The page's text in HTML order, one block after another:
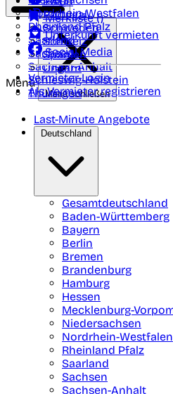
Nordrhein-Westfalen
Rheinland Pfalz
Saarland
Sachsen
Sachsen-Anhalt
Schleswig-Holstein
Thüringen
Portugal
Schweden
Schweiz
Spanien
Ungarn
Merkliste ()
Unterkunft vermieten
Social Media
Vermieter-Login
Als Vermieter registrieren
Menü
Menü schließen
Last-Minute Angebote
Deutschland
Gesamtdeutschland
Baden-Württemberg
Bayern
Berlin
Bremen
Brandenburg
Hamburg
Hessen
Mecklenburg-
Niedersachsen
Nordrhein-Westfalen
Rheinland Pfalz
Saarland
Sachsen
Sachsen-Anhalt